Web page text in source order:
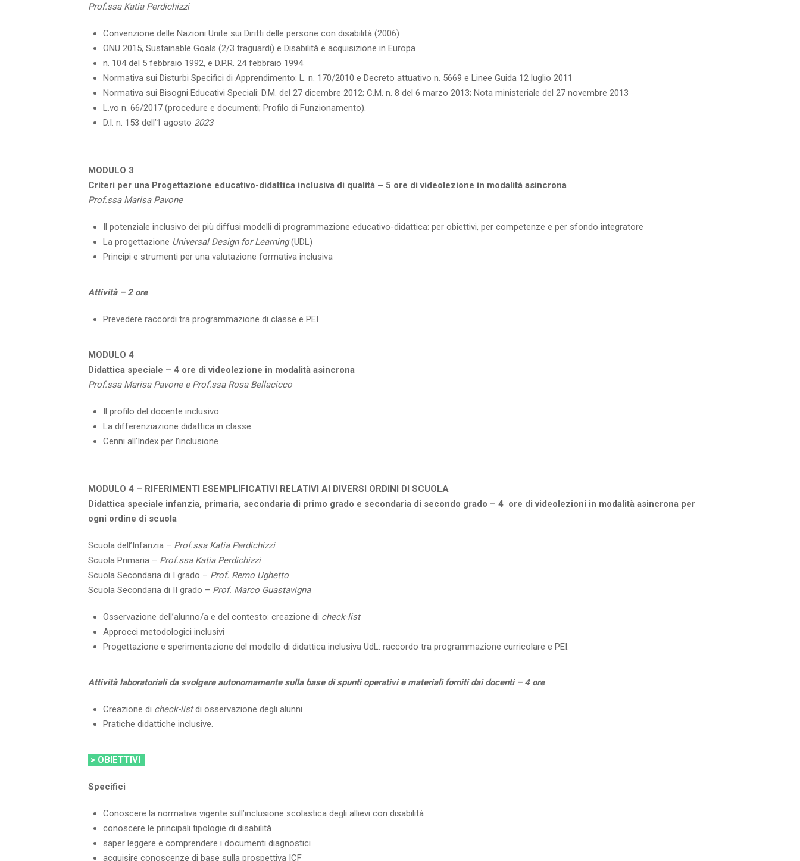
Prof.ssa Katia Perdichizzi
Convenzione delle Nazioni Unite sui Diritti delle persone con disabilità (2006)
ONU 2015, Sustainable Goals (2/3 traguardi) e Disabilità e acquisizione in Europa
n. 104 del 5 febbraio 1992, e D.P.R. 24 febbraio 1994
Normativa sui Disturbi Specifici di Apprendimento: L. n. 170/2010 e Decreto attuativo n. 5669 e Linee Guida 12 luglio 2011
Normativa sui Bisogni Educativi Speciali: D.M. del 27 dicembre 2012; C.M. n. 8 del 6 marzo 2013; Nota ministeriale del 27 novembre 2013
L.vo n. 66/2017 (procedure e documenti; Profilo di Funzionamento).
D.I. n. 153 dell’1 agosto 2023
MODULO 3
Criteri per una Progettazione educativo-didattica inclusiva di qualità – 5 ore di videolezione in modalità asincrona
Prof.ssa Marisa Pavone
Il potenziale inclusivo dei più diffusi modelli di programmazione educativo-didattica: per obiettivi, per competenze e per sfondo integratore
La progettazione Universal Design for Learning(UDL)
Principi e strumenti per una valutazione formativa inclusiva
Attività – 2 ore
Prevedere raccordi tra programmazione di classe e PEI
MODULO 4
Didattica speciale – 4 ore di videolezione in modalità asincrona
Prof.ssa Marisa Pavone e Prof.ssa Rosa Bellacicco
Il profilo del docente inclusivo
La differenziazione didattica in classe
Cenni all’Index per l’inclusione
MODULO 4 – RIFERIMENTI ESEMPLIFICATIVI RELATIVI AI DIVERSI ORDINI DI SCUOLA
Didattica speciale infanzia, primaria, secondaria di primo grado e secondaria di secondo grado – 4 ore di videolezioni in modalità asincrona per
ogni ordine di scuola
Scuola dell’Infanzia – Prof.ssa Katia Perdichizzi
Scuola Primaria – Prof.ssa Katia Perdichizzi
Scuola Secondaria di I grado – Prof. Remo Ughetto
Scuola Secondaria di II grado – Prof. Marco Guastavigna
Osservazione dell’alunno/a e del contesto: creazione di check-list
Approcci metodologici inclusivi
Progettazione e sperimentazione del modello di didattica inclusiva UdL: raccordo tra programmazione curricolare e PEI.
Attività laboratoriali da svolgere autonomamente sulla base di spunti operativi e materiali forniti dai docenti – 4 ore
Creazione di check-listdi osservazione degli alunni
Pratiche didattiche inclusive.
> OBIETTIVI
Specifici
Conoscere la normativa vigente sull’inclusione scolastica degli allievi con disabilità
conoscere le principali tipologie di disabilità
saper leggere e comprendere i documenti diagnostici
acquisire conoscenze di base sulla prospettiva ICF